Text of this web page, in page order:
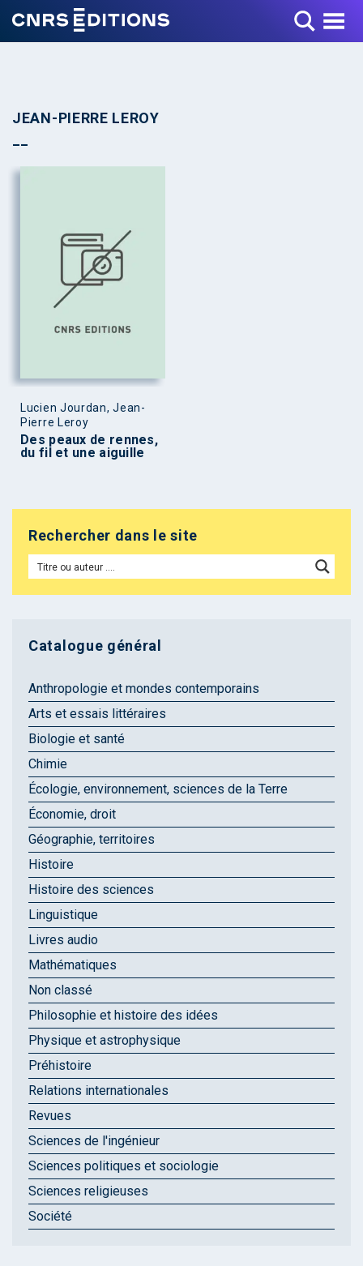
Toggle Menu
JEAN-PIERRE LEROY
Lucien Jourdan, Jean-
Pierre Leroy
Des peaux de rennes,
du fil et une aiguille
Rechercher dans le site
Catalogue général
Anthropologie et mondes contemporains
Arts et essais littéraires
Biologie et santé
Chimie
Écologie, environnement, sciences de la Terre
Économie, droit
Géographie, territoires
Histoire
Histoire des sciences
Linguistique
Livres audio
Mathématiques
Non classé
Philosophie et histoire des idées
Physique et astrophysique
Préhistoire
Relations internationales
Revues
Sciences de l'ingénieur
Sciences politiques et sociologie
Sciences religieuses
Société